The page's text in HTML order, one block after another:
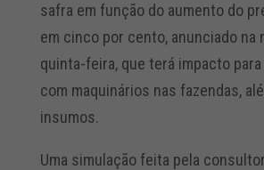
safra em função do aumento do
em cinco por cento, anunciado na
quinta-feira, que terá impacto
com maquinários nas fazendas,
insumos.
Uma simulação feita pela